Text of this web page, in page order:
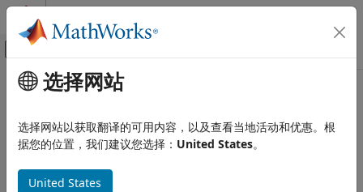
跳到内容
画布外导航菜单切换
文档主页
Embedded Coder
Embedded Coder 支持的硬件
主要内容
性能
改进仿真速度，提高准确度，减少数据丢失
确度，并减少数据丢失。
选择网站
选择网站以获取翻译的可用内容，以及查看当地活动和优惠。根
据您的位置，我们建议您选择： United States。
United States